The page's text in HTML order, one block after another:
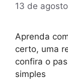
13 de
Aprenda
certo, uma
confira o
simples